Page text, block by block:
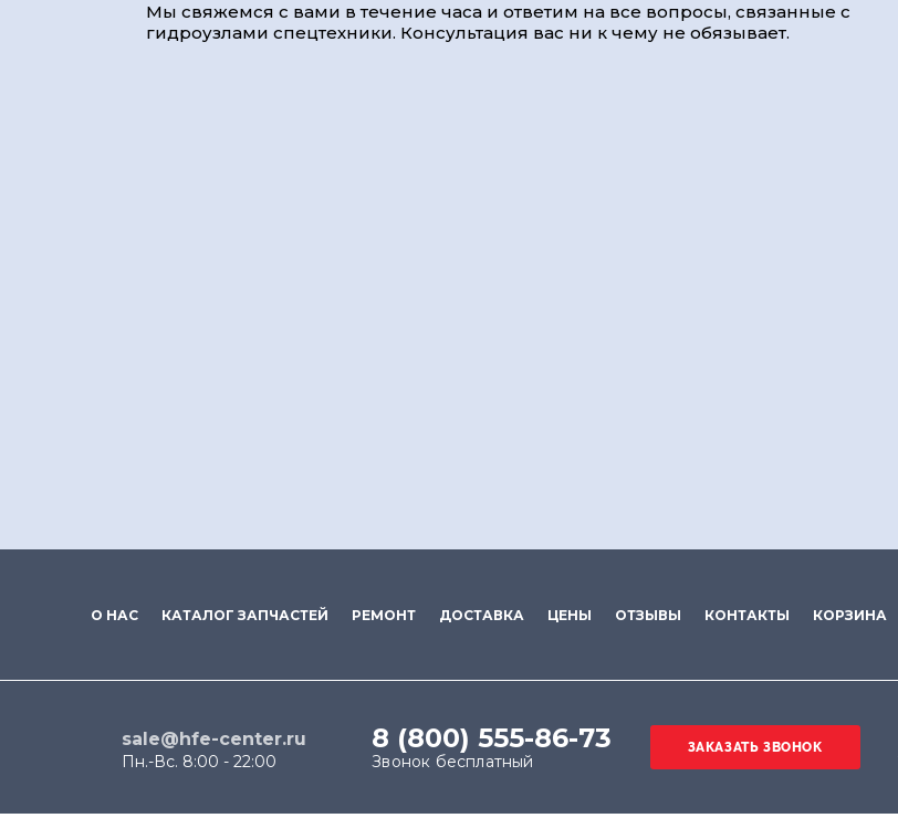
Мы свяжемся с вами в течение часа и ответим на все вопросы, связанные с
гидроузлами спецтехники. Консультация вас ни к чему не обязывает.
О НАС КАТАЛОГ ЗАПЧАСТЕЙ РЕМОНТ ДОСТАВКА ЦЕНЫ ОТЗЫВЫ КОНТАКТЫ КОРЗИНА
sale@hfe-center.ru
Пн.-Вс. 8:00 - 22:00
8 (800) 555-86-73
Звонок бесплатный